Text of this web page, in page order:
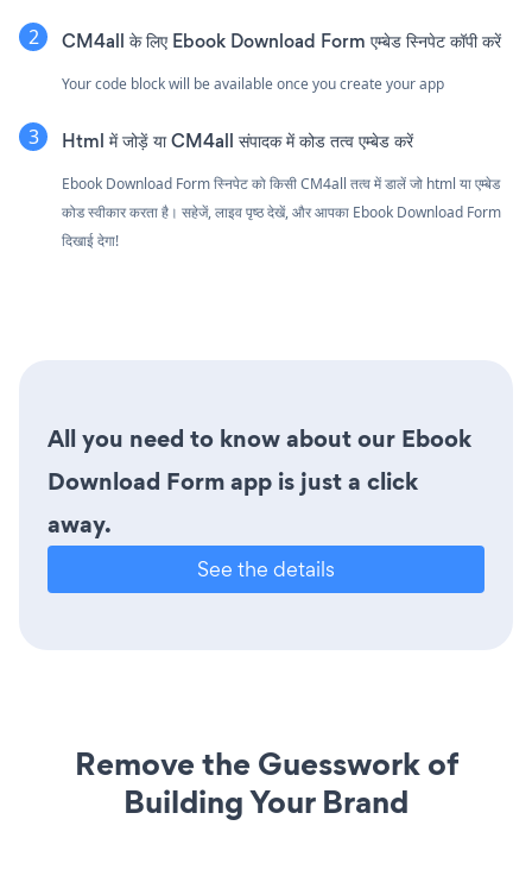
CM4all के लिए Ebook Download Form एम्बेड स्निपेट कॉपी करें
Your code block will be available once you create your app
Html में जोड़ें या CM4all संपादक में कोड तत्व एम्बेड करें
Ebook Download Form स्निपेट को किसी CM4all तत्व में डालें जो html या एम्बेड
कोड स्वीकार करता है। सहेजें, लाइव पृष्ठ देखें, और आपका Ebook Download Form
दिखाई देगा!
All you need to know about our Ebook
Download Form app is just a click
away.
See the details
Remove the Guesswork of
Building Your Brand